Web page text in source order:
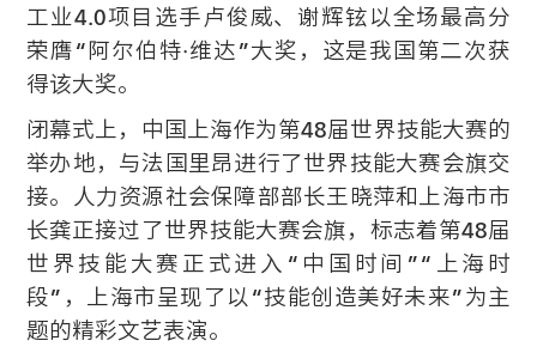
工业4.0项目选手卢俊威、谢辉铉以全场最高分
荣膺“阿尔伯特·维达”大奖，这是我国第二次获
得该大奖。
闭幕式上，中国上海作为第48届世界技能大赛的
举办地，与法国里昂进行了世界技能大赛会旗交
接。人力资源社会保障部部长王晓萍和上海市市
长龚正接过了世界技能大赛会旗，标志着第48届
世界技能大赛正式进入“中国时间”“上海时
段”，上海市呈现了以“技能创造美好未来”为主
题的精彩文艺表演。